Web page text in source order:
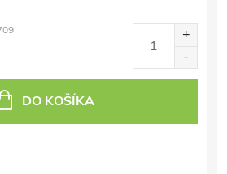
DO KOŠÍKA